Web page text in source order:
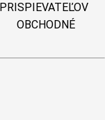
OBCHODNÉ